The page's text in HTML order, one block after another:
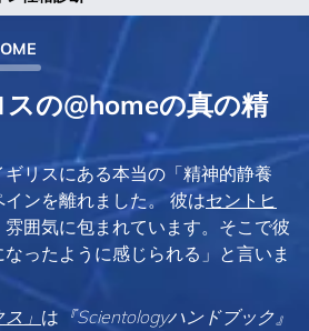
の@homeの真の精
リスにある本当の「精神的静養
ンを離れました。 彼はセントヒ
囲気に包まれています。そこで彼
ったように感じられる」と言いま
」 は 『Scientologyハンドブック』